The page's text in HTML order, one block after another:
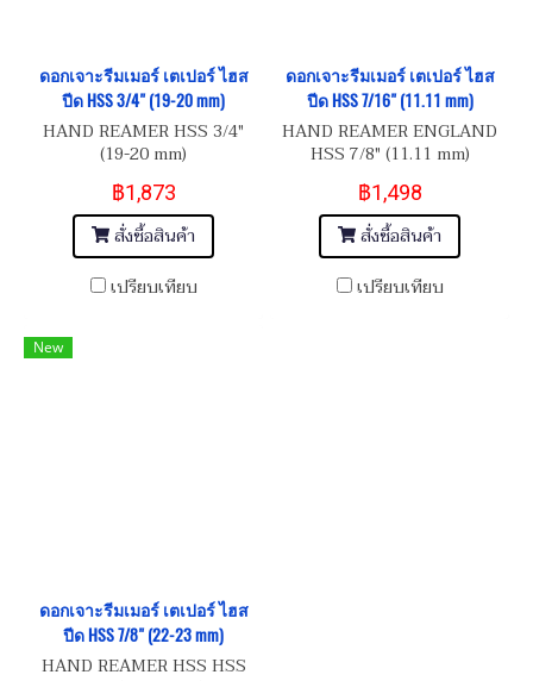
ดอกเจาะรีมเมอร์ เตเปอร์ ไฮส
ปีด HSS 3/4" (19-20 mm)
HAND REAMER HSS 3/4"
(19-20 mm)
฿1,873
สั่งซื้อสินค้า
เปรียบเทียบ
ดอกเจาะรีมเมอร์ เตเปอร์ ไฮส
ปีด HSS 7/16" (11.11 mm)
HAND REAMER ENGLAND
HSS 7/8" (11.11 mm)
฿1,498
สั่งซื้อสินค้า
เปรียบเทียบ
New
ดอกเจาะรีมเมอร์ เตเปอร์ ไฮส
ปีด HSS 7/8" (22-23 mm)
HAND REAMER HSS HSS